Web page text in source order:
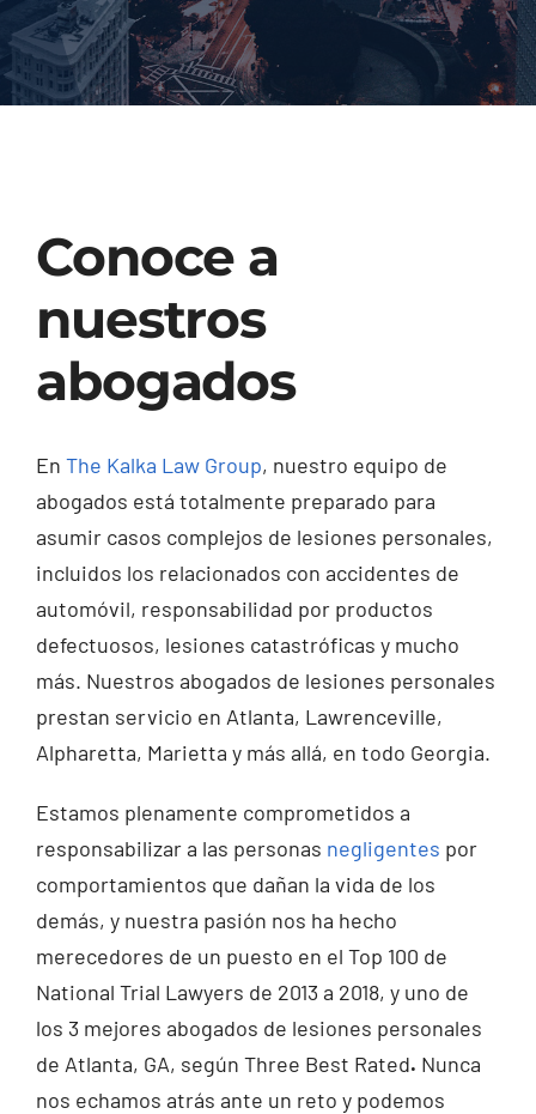
Injured? Call
(404) 529-9371
Conoce a
nuestros
abogados
En The Kalka Law Group, nuestro equipo de
abogados está totalmente preparado para
asumir casos complejos de lesiones personales,
incluidos los relacionados con accidentes de
automóvil, responsabilidad por productos
defectuosos, lesiones catastróficas y mucho
más. Nuestros abogados de lesiones personales
prestan servicio en Atlanta, Lawrenceville,
Alpharetta, Marietta y más allá, en todo Georgia.
Estamos plenamente comprometidos a
responsabilizar a las personas negligentes por
comportamientos que dañan la vida de los
demás, y nuestra pasión nos ha hecho
merecedores de un puesto en el Top 100 de
National Trial Lawyers de 2013 a 2018, y uno de
los 3 mejores abogados de lesiones personales
de Atlanta, GA, según Three Best Rated. Nunca
nos echamos atrás ante un reto y podemos